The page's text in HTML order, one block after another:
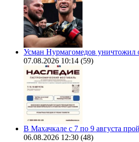
Усман Нурмагомедов уничтожил
07.08.2026 10:14 (59)
В Махачкале с 7 по 9 августа
06.08.2026 12:30 (48)